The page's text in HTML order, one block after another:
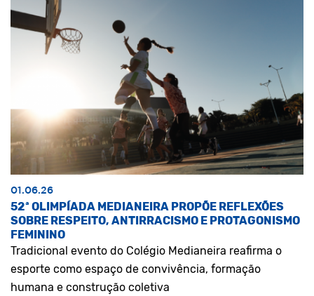
01.06.26
52ª OLIMPÍADA MEDIANEIRA PROPÕE REFLEXÕES
SOBRE RESPEITO, ANTIRRACISMO E PROTAGONISMO
FEMININO
Tradicional evento do Colégio Medianeira reafirma o
esporte como espaço de convivência, formação
humana e construção coletiva